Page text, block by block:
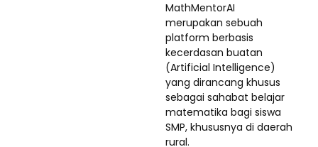
MathMentorAI
merupakan sebuah
platform berbasis
kecerdasan buatan
(Artificial Intelligence)
yang dirancang khusus
sebagai sahabat belajar
matematika bagi siswa
SMP, khususnya di daerah
rural.